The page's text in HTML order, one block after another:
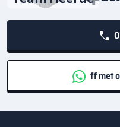
ff met